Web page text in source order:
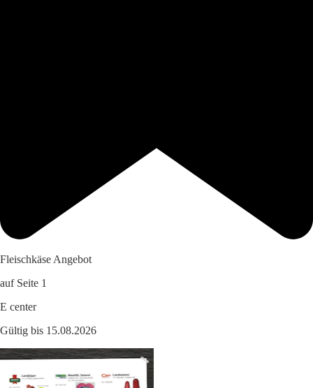
Fleischkäse Angebot
auf Seite 1
E center
Gültig bis 15.08.2026